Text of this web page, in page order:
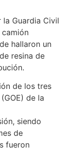
Guardia Civil
hallaron un
resina de
de los tres
de la
siendo
de
fueron